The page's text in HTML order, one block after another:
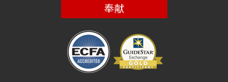
奉献